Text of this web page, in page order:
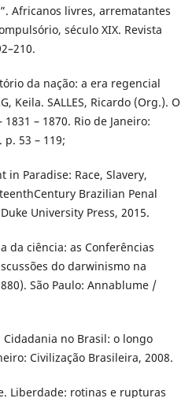
Africanos livres, arrematantes
século XIX. Revista
da nação: a era regencial
Keila. SALLES, Ricardo (Org.). O
– 1870. Rio de Janeiro:
53 – 119;
in Paradise: Race, Slavery,
Brazilian Penal
University Press, 2015.
da ciência: as Conferências
do darwinismo na
São Paulo: Annablume /
Cidadania no Brasil: o longo
Civilização Brasileira, 2008.
Liberdade: rotinas e rupturas